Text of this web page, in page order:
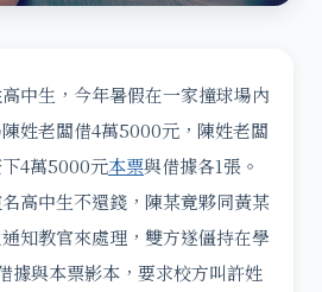
中生，今年暑假在一家撞球場內
姓老闆借4萬5000元，陳姓老闆
4萬5000元本票與借據各1張。
高中生不還錢，陳某竟夥同黃某
知教官來處理，雙方遂僵持在學
據與本票影本，要求校方叫許姓